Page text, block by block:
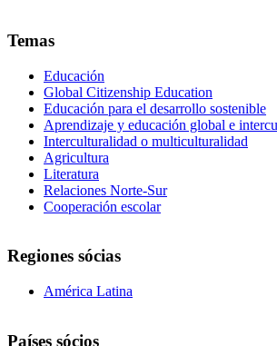
Temas
Educación
Global Citizenship Education
Educación para el desarrollo sostenible
Aprendizaje y educación global e
Interculturalidad o multiculturalidad
Agricultura
Literatura
Relaciones Norte-Sur
Cooperación escolar
Regiones sócias
América Latina
Países sócios